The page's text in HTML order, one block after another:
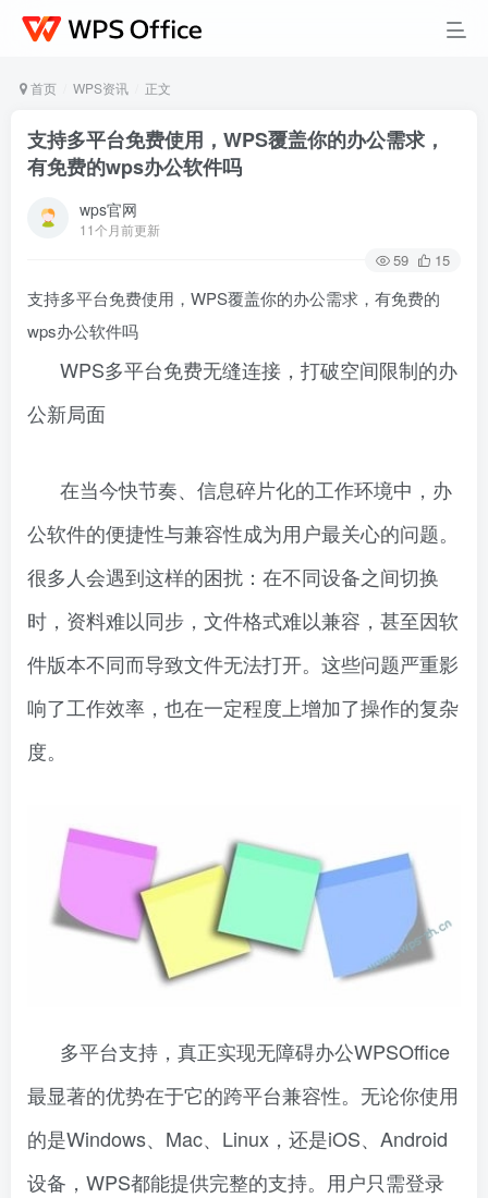
首页 WPS资讯 正文
支持多平台免费使用，WPS覆盖你的办公需求，
有免费的wps办公软件吗
wps官网
11个月前更新
59 15
支持多平台免费使用，WPS覆盖你的办公需求，有免费的
wps办公软件吗
WPS多平台免费无缝连接，打破空间限制的办
公新局面
在当今快节奏、信息碎片化的工作环境中，办
公软件的便捷性与兼容性成为用户最关心的问题。
很多人会遇到这样的困扰：在不同设备之间切换
时，资料难以同步，文件格式难以兼容，甚至因软
件版本不同而导致文件无法打开。这些问题严重影
响了工作效率，也在一定程度上增加了操作的复杂
度。
多平台支持，真正实现无障碍办公WPSOffice
最显著的优势在于它的跨平台兼容性。无论你使用
的是Windows、Mac、Linux，还是iOS、Android
设备，WPS都能提供完整的支持。用户只需登录